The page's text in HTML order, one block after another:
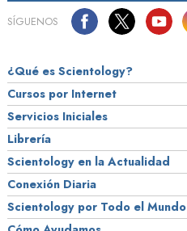
SÍGUENOS
¿Qué es Scientology?
Cursos por Internet
Servicios Iniciales
Librería
Scientology en la Actualidad
Conexión Diaria
Scientology por Todo el Mundo